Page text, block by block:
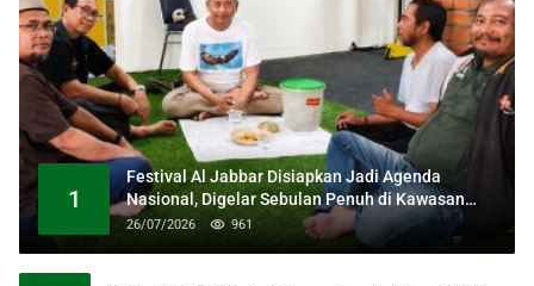
1
Festival Al Jabbar Disiapkan Jadi Agenda
Nasional, Digelar Sebulan Penuh di Kawasan
Masjid Raya Al Jabbar
26/07/2026 961